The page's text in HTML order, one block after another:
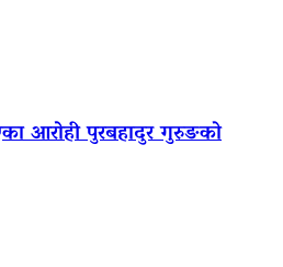
आराेही पुरबहादुर गुरुङको